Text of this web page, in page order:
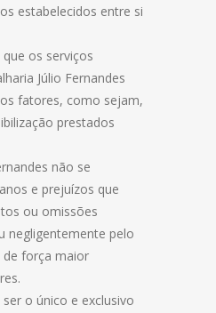
estabelecidos entre si
os serviços
Júlio Fernandes
fatores, como sejam,
prestados
não se
e prejuízos que
ou omissões
negligentemente pelo
de força maior
o único e exclusivo